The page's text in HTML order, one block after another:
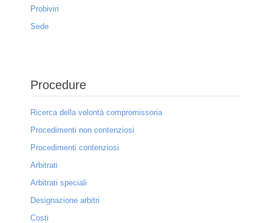
Probiviri
Sede
Procedure
Ricerca della volontà compromissoria
Procedimenti non contenziosi
Procedimenti contenziosi
Arbitrati
Arbitrati speciali
Designazione arbitri
Costi